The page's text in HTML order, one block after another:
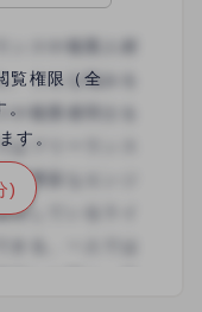
覧権限（全
す。
)